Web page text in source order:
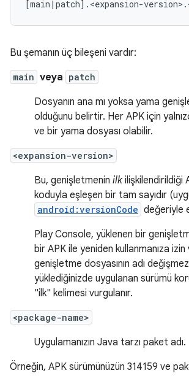
Bu şemanın üç bileşeni vardır:
main veya patch
Dosyanın ana mı yoksa yama
olduğunu belirtir. Her APK için
ve bir yama dosyası olabilir.
<expansion-version>
Bu, genişletmenin ilkilişkilendirildiği
koduyla eşleşen bir tam sayıdır
android:versionCode değeriyle
Play Console, yüklenen bir
bir APK ile yeniden kullanmanıza
genişletme dosyasının adı
yüklediğinizde uygulanan sürümü
"ilk" kelimesi vurgulanır.
<package-name>
Uygulamanızın Java tarzı paket adı.
Örneğin, APK sürümünüzün 314159 ve